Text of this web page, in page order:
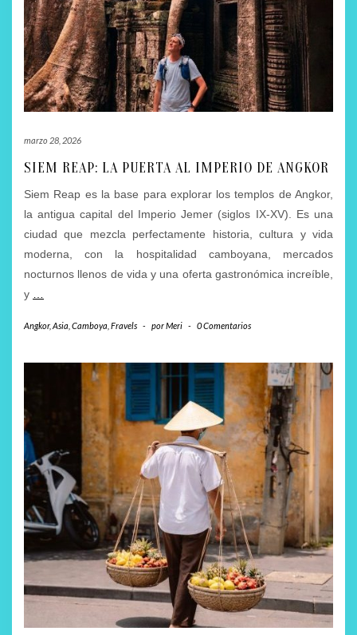
marzo 28, 2026
SIEM REAP: LA PUERTA AL IMPERIO DE ANGKOR
Siem Reap es la base para explorar los templos de Angkor,
la antigua capital del Imperio Jemer (siglos IX-XV). Es una
ciudad que mezcla perfectamente historia, cultura y vida
moderna, con la hospitalidad camboyana, mercados
nocturnos llenos de vida y una oferta gastronómica increíble,
y
Angkor, Asia Camboya Fravels - porMeri - 0 Comentarios